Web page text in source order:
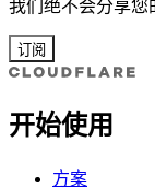
我们绝不会分享您
订阅
开始使用
方案